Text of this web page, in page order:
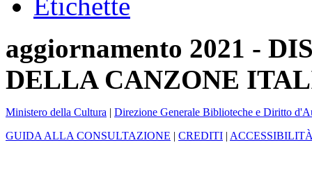
aggiornamento 2021 -
DELLA CANZONE
Ministero della Cultura | Direzione Generale Biblioteche e Diritto
GUIDA ALLA CONSULTAZIONE | CREDITI |